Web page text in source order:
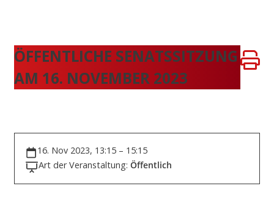
ÖFFENTLICHE SENATSSITZUNG
AM 16. NOVEMBER 2023
16. Nov 2023, 13:15 – 15:15
Art der Veranstaltung: Öffentlich